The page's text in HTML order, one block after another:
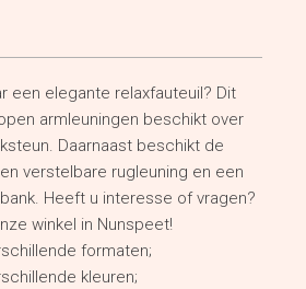
een elegante relaxfauteuil? Dit
armleuningen beschikt over
Daarnaast beschikt de
verstelbare rugleuning en een
Heeft u interesse of vragen?
winkel in Nunspeet!
formaten;
kleuren;